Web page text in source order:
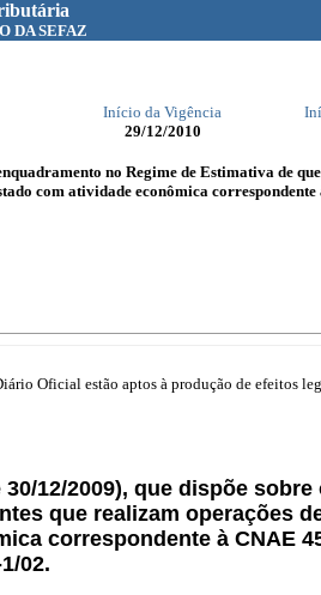
DA SEFAZ
Início da Vigência
29/12/2010
no Regime de Estimativa de
com atividade econômica
Oficial estão aptos à produção de efeitos
30/12/2009), que dispõe
que realizam operações
correspondente à CNAE
02.